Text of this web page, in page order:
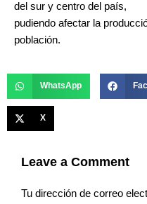
del sur y centro del país,
pudiendo afectar la
población.
WhatsApp
X
Leave a Comment
Tu dirección de correo